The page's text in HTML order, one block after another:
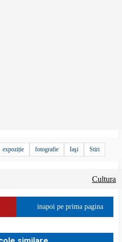
expoziție fotografie Iaşi Stiri
Cultura
inapoi pe prima pagina